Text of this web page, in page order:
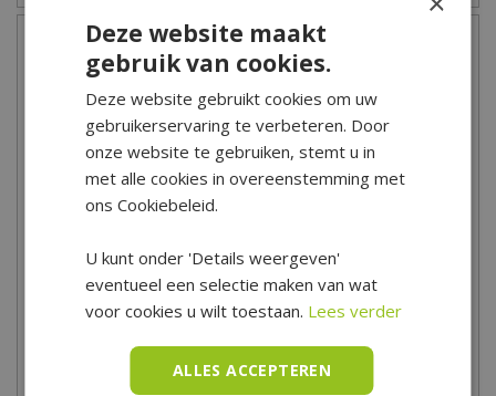
DCM Vloeibare Meststof
Terrasplanten &
Mediterrane Planten …
DCM Vloeibare Meststof
Geraniums & Bloeiende
Planten - 0,8 L
Deze website maakt
gebruik van cookies.
Deze website gebruikt cookies om uw
gebruikerservaring te verbeteren. Door
onze website te gebruiken, stemt u in
met alle cookies in overeenstemming met
ons Cookiebeleid.
U kunt onder 'Details weergeven'
eventueel een selectie maken van wat
voor cookies u wilt toestaan. Lees verder
ALLES ACCEPTEREN